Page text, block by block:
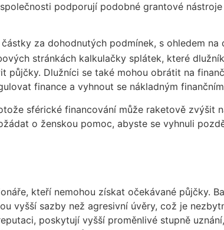
podporují podobné grantové
za dohodnutých podmínek, s ohledem na
stránkách kalkulačky splátek, které
půjčky. Dlužníci se také mohou obrátit na
finance a vyhnout se nákladným
sférické financování může raketově zvýšit
o ženskou pomoc, abyste se vyhnuli
kteří nemohou získat očekávané půjčky.
vyšší sazby než agresivní úvěry, což je
poskytují vyšší proměnlivé stupně